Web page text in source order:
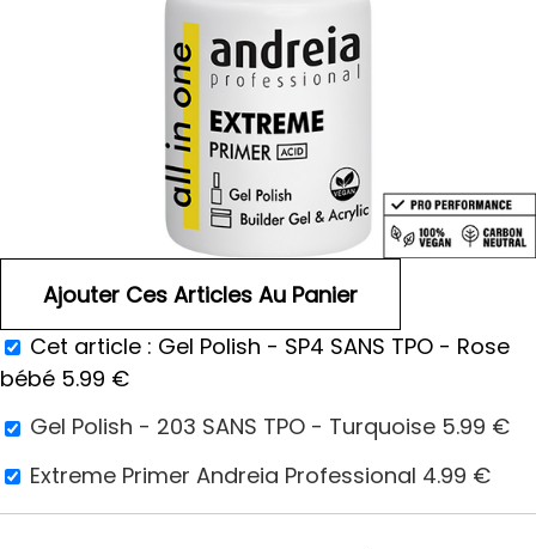
Cet article : Gel Polish - SP4 SANS TPO - Rose
bébé 5.99 €
Gel Polish - 203 SANS TPO - Turquoise 5.99 €
Extreme Primer Andreia Professional 4.99 €